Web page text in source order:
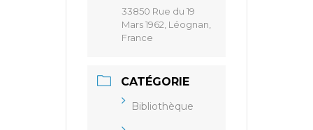
33850 Rue du 19
Mars 1962, Léognan,
France
CATÉGORIE
Bibliothèque